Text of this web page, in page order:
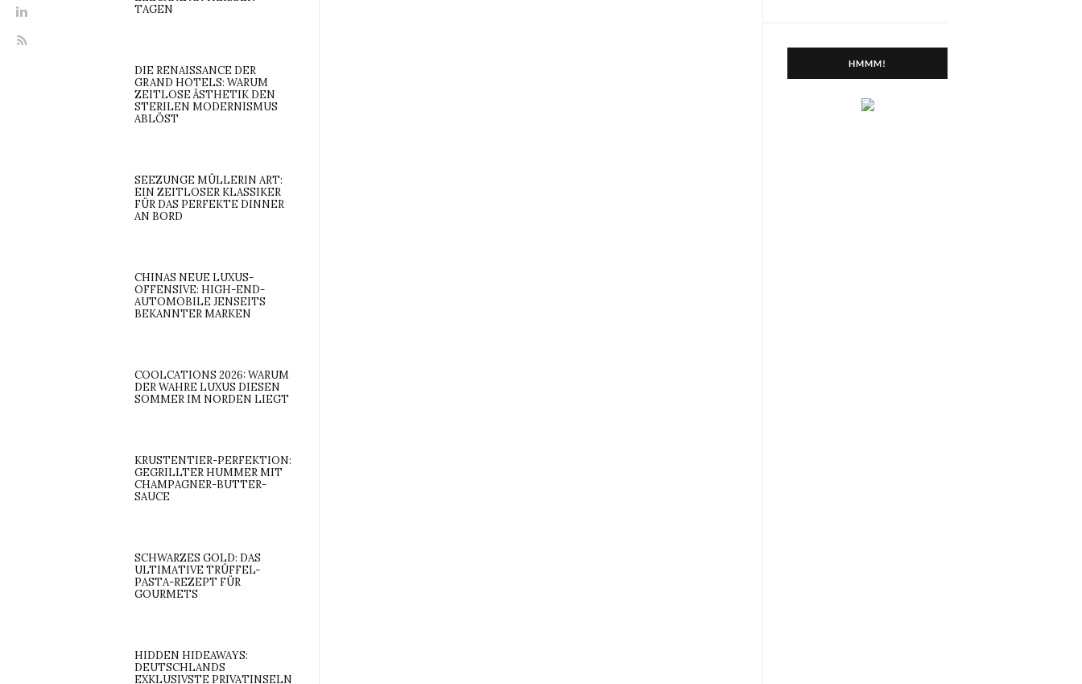
AGEN
DIE RENAISSANCE DER
GRAND HOTELS: WARUM
ZEITLOSE ÄSTHETIK DEN
STERILEN MODERNISMUS
ABLÖST
SEEZUNGE MÜLLERIN ART:
EIN ZEITLOSER KLASSIKER
FÜR DAS PERFEKTE DINNER
AN BORD
CHINAS NEUE LUXUS-
OFFENSIVE: HIGH-END-
AUTOMOBILE JENSEITS
BEKANNTER MARKEN
COOLCATIONS 2026: WARUM
DER WAHRE LUXUS DIESEN
SOMMER IM NORDEN LIEGT
KRUSTENTIER-PERFEKTION:
GEGRILLTER HUMMER MIT
CHAMPAGNER-BUTTER-
SAUCE
SCHWARZES GOLD: DAS
ULTIMATIVE TRÜFFEL-
PASTA-REZEPT FÜR
GOURMETS
HIDDEN HIDEAWAYS:
DEUTSCHLANDS
EXKLUSIVSTE PRIVATINSELN
HMMM!